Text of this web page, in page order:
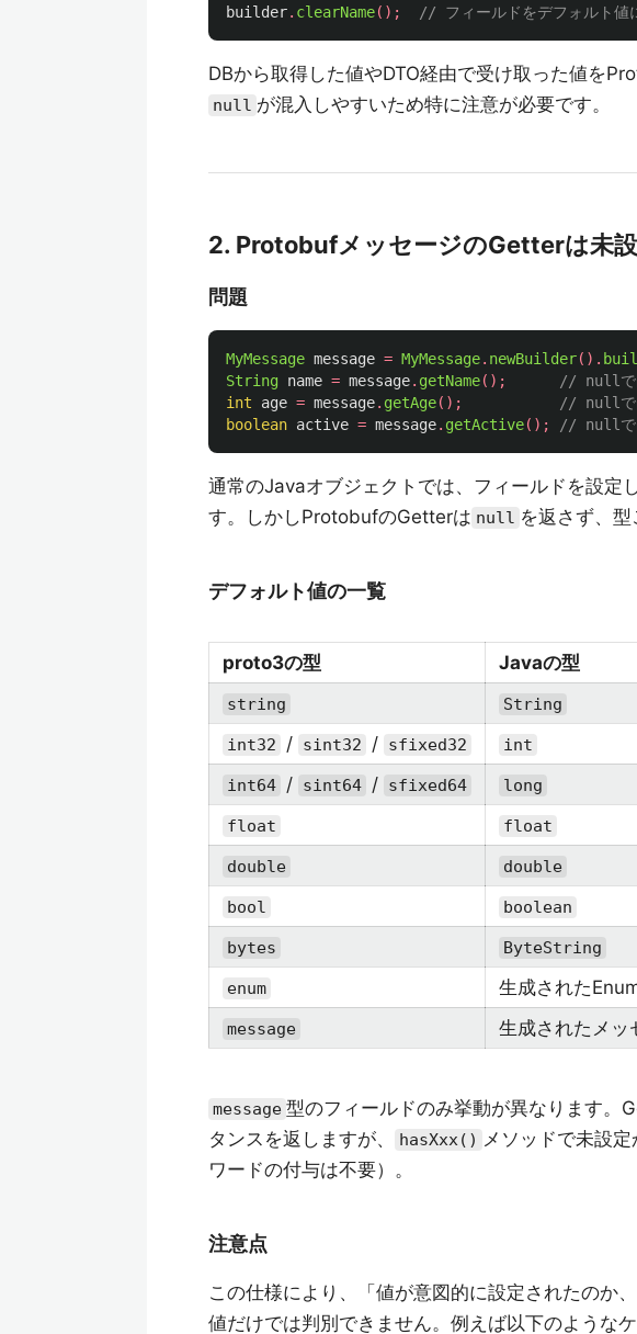
builder. clearName(); // フィールドをデフォルト値
DBから取得した値やDTO経由で受け取った値を
null が混入しやすいため特に注意が必要です。
2. ProtobufメッセージのGetterは未
問題
MyMessage message = MyMessage. newBuilder().
String name = message. getName();
// nullで
int
age = message. getAge();
// nullで
boolean active = message. getActive(); // nullで
通常のJavaオブジェクトでは、フィールドを設定
す。しかしProtobufのGetterは null を返さず、型
デフォルト値の一覧
proto3の型 Javaの型
string String
int32 / sint32 / sfixed32 int
int64 / sint64 / sfixed64 long
float float
double double
bool boolean
bytes ByteString
enum 生成された
message 生成されたメッ
message 型のフィールドのみ挙動が異なります。
タンスを返しますが、
hasXxx() メソッドで未設
ワードの付与は不要）。
注意点
この仕様により、「値が意図的に設定されたのか
値だけでは判別できません。例えば以下のような